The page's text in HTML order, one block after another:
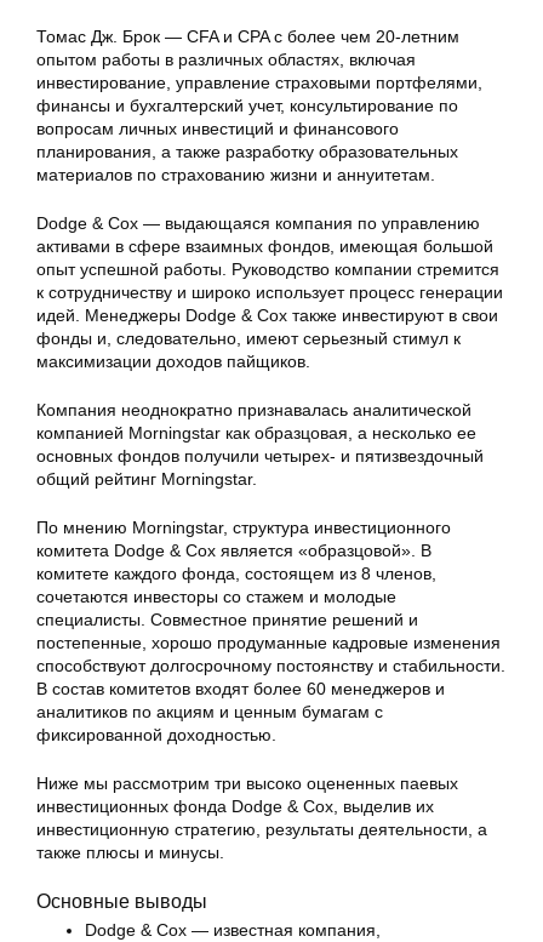
Томас Дж. Брок — CFA и CPA с более чем 20-летним
опытом работы в различных областях, включая
инвестирование, управление страховыми портфелями,
финансы и бухгалтерский учет, консультирование по
вопросам личных инвестиций и финансового
планирования, а также разработку образовательных
материалов по страхованию жизни и аннуитетам.
Dodge & Cox — выдающаяся компания по управлению
активами в сфере взаимных фондов, имеющая большой
опыт успешной работы. Руководство компании стремится
к сотрудничеству и широко использует процесс генерации
идей. Менеджеры Dodge & Cox также инвестируют в свои
фонды и, следовательно, имеют серьезный стимул к
максимизации доходов пайщиков.
Компания неоднократно признавалась аналитической
компанией Morningstar как образцовая, а несколько ее
основных фондов получили четырех- и пятизвездочный
общий рейтинг Morningstar.
По мнению Morningstar, структура инвестиционного
комитета Dodge & Cox является «образцовой». В
комитете каждого фонда, состоящем из 8 членов,
сочетаются инвесторы со стажем и молодые
специалисты. Совместное принятие решений и
постепенные, хорошо продуманные кадровые изменения
способствуют долгосрочному постоянству и стабильности.
В состав комитетов входят более 60 менеджеров и
аналитиков по акциям и ценным бумагам с
фиксированной доходностью.
Ниже мы рассмотрим три высоко оцененных паевых
инвестиционных фонда Dodge & Cox, выделив их
инвестиционную стратегию, результаты деятельности, а
также плюсы и минусы.
Основные выводы
Dodge & Cox — известная компания,